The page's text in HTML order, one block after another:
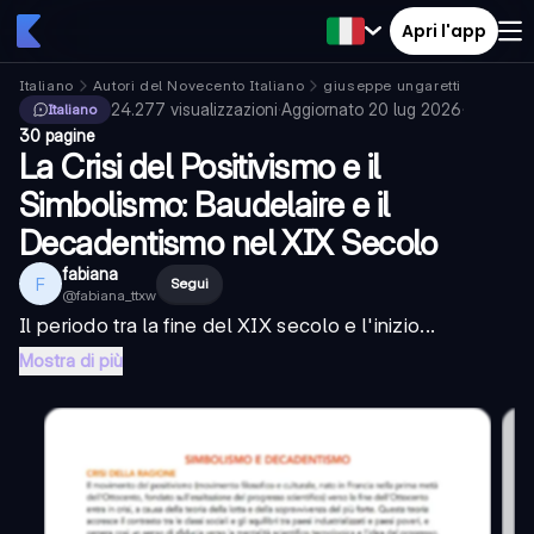
Apri l'app
Italiano Autori del Novecento Italiano
giuseppe ungaretti
Italiano
24.277 visualizzazioni·Aggiornato 20 lug 2026·
30 pagine
La Crisi del Positivismo e il
Simbolismo: Baudelaire e il
Decadentismo nel XIX Secolo
F fabiana
@fabiana_ttxw
Segui
Il periodo tra la fine del XIX secolo e l'inizio...
Mostra di più